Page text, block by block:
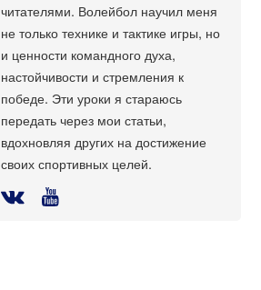
читателями. Волейбол научил меня
не только технике и тактике игры, но
и ценности командного духа,
настойчивости и стремления к
победе. Эти уроки я стараюсь
передать через мои статьи,
вдохновляя других на достижение
своих спортивных целей.